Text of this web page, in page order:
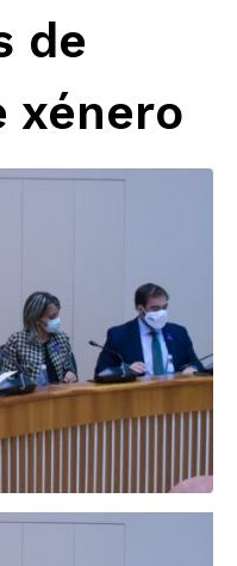
de
xénero